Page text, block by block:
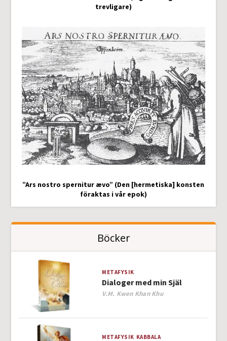
trevligare)
”Ars nostro spernitur ævo” (Den [hermetiska] konsten
föraktas i vår epok)
Böcker
METAFYSIK
Dialoger med min Själ
Author
V.M. Kwen Khan Khu
METAFYSIK KABBALA